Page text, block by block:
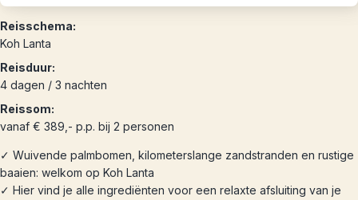
Reisschema:
Koh Lanta
Reisduur:
4 dagen / 3 nachten
Reissom:
vanaf € 389,- p.p. bij 2 personen
✓ Wuivende palmbomen, kilometerslange zandstranden en rustige
baaien: welkom op Koh Lanta
✓ Hier vind je alle ingrediënten voor een relaxte afsluiting van je